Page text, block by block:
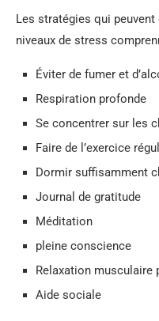
Les stratégies qui
niveaux de stress
Éviter de fumer et
Respiration profonde
Se concentrer sur les
Faire de l’exercice
Dormir suffisamment
Journal de gratitude
Méditation
pleine conscience
Relaxation musculaire
Aide sociale